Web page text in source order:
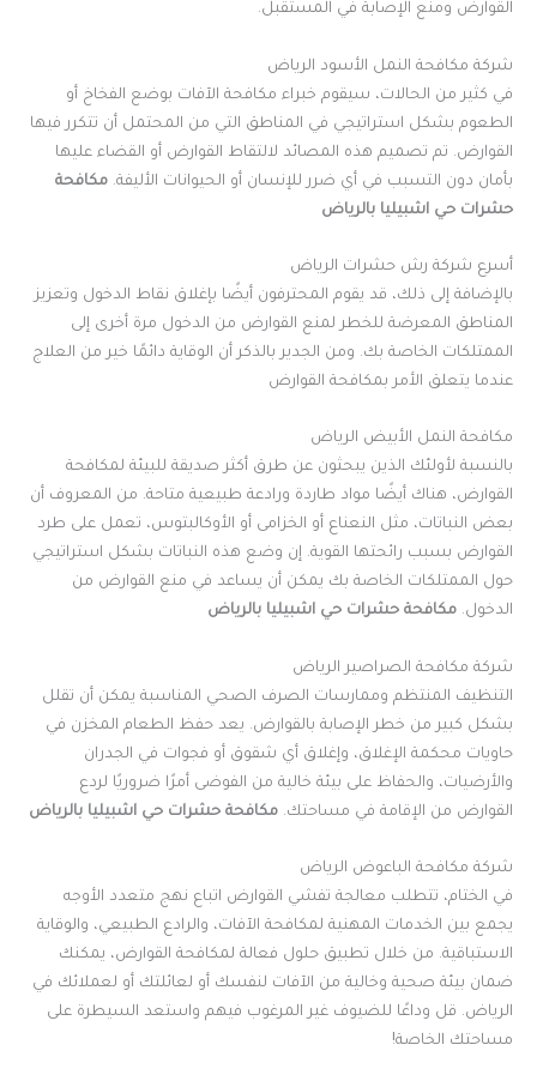
القوارض ومنع الإصابة في المستقبل.
شركة مكافحة النمل الأسود الرياض
في كثير من الحالات، سيقوم خبراء مكافحة الآفات بوضع الفخاخ أو
الطعوم بشكل استراتيجي في المناطق التي من المحتمل أن تتكرر فيها
القوارض. تم تصميم هذه المصائد لالتقاط القوارض أو القضاء عليها
بأمان دون التسبب في أي ضرر للإنسان أو الحيوانات الأليفة. مكافحة
حشرات حي اشبيليا بالرياض
أسرع شركة رش حشرات الرياض
بالإضافة إلى ذلك، قد يقوم المحترفون أيضًا بإغلاق نقاط الدخول وتعزيز
المناطق المعرضة للخطر لمنع القوارض من الدخول مرة أخرى إلى
الممتلكات الخاصة بك. ومن الجدير بالذكر أن الوقاية دائمًا خير من العلاج
عندما يتعلق الأمر بمكافحة القوارض
مكافحة النمل الأبيض الرياض
بالنسبة لأولئك الذين يبحثون عن طرق أكثر صديقة للبيئة لمكافحة
القوارض، هناك أيضًا مواد طاردة ورادعة طبيعية متاحة. من المعروف أن
بعض النباتات، مثل النعناع أو الخزامى أو الأوكالبتوس، تعمل على طرد
القوارض بسبب رائحتها القوية. إن وضع هذه النباتات بشكل استراتيجي
حول الممتلكات الخاصة بك يمكن أن يساعد في منع القوارض من
الدخول. مكافحة حشرات حي اشبيليا بالرياض
شركة مكافحة الصراصير الرياض
التنظيف المنتظم وممارسات الصرف الصحي المناسبة يمكن أن تقلل
بشكل كبير من خطر الإصابة بالقوارض. يعد حفظ الطعام المخزن في
حاويات محكمة الإغلاق، وإغلاق أي شقوق أو فجوات في الجدران
والأرضيات، والحفاظ على بيئة خالية من الفوضى أمرًا ضروريًا لردع
القوارض من الإقامة في مساحتك. مكافحة حشرات حي اشبيليا بالرياض
شركة مكافحة الباعوض الرياض
في الختام، تتطلب معالجة تفشي القوارض اتباع نهج متعدد الأوجه
يجمع بين الخدمات المهنية لمكافحة الآفات، والرادع الطبيعي، والوقاية
الاستباقية. من خلال تطبيق حلول فعالة لمكافحة القوارض، يمكنك
ضمان بيئة صحية وخالية من الآفات لنفسك أو لعائلتك أو لعملائك في
الرياض. قل وداعًا للضيوف غير المرغوب فيهم واستعد السيطرة على
مساحتك الخاصة!